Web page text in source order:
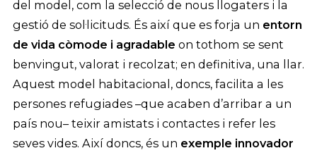
del model, com la selecció de nous llogaters i la
gestió de sol·licituds. És així que es forja un entorn
de vida còmode i agradable on tothom se sent
benvingut, valorat i recolzat; en definitiva, una llar.
Aquest model habitacional, doncs, facilita a les
persones refugiades –que acaben d’arribar a un
país nou– teixir amistats i contactes i refer les
seves vides. Així doncs, és un exemple innovador